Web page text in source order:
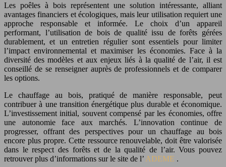
Les poêles à bois représentent une solution intéressante, alliant
avantages financiers et écologiques, mais leur utilisation requiert une
approche responsable et informée. Le choix d’un appareil
performant, l’utilisation de bois de qualité issu de forêts gérées
durablement, et un entretien régulier sont essentiels pour limiter
l’impact environnemental et maximiser les économies. Face à la
diversité des modèles et aux enjeux liés à la qualité de l’air, il est
conseillé de se renseigner auprès de professionnels et de comparer
les options.
Le chauffage au bois, pratiqué de manière responsable, peut
contribuer à une transition énergétique plus durable et économique.
L’investissement initial, souvent compensé par les économies, offre
une autonomie face aux marchés. L’innovation continue de
progresser, offrant des perspectives pour un chauffage au bois
encore plus propre. Cette ressource renouvelable, doit être valorisée
dans le respect des forêts et de la qualité de l’air. Vous pouvez
retrouver plus d’informations sur le site de l’ ADEME .